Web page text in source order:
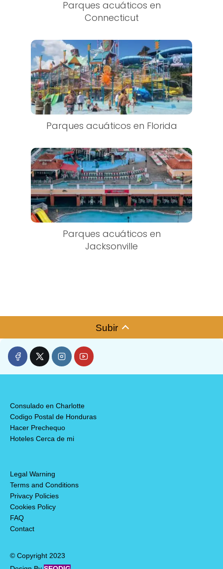
Parques acuáticos en
Connecticut
Parques acuáticos en Florida
Parques acuáticos en
Jacksonville
Subir
Consulado en Charlotte
Codigo Postal de Honduras
Hacer Prechequo
Hoteles Cerca de mi
Legal Warning
Terms and Conditions
Privacy Policies
Cookies Policy
FAQ
Contact
© Copyright 2023